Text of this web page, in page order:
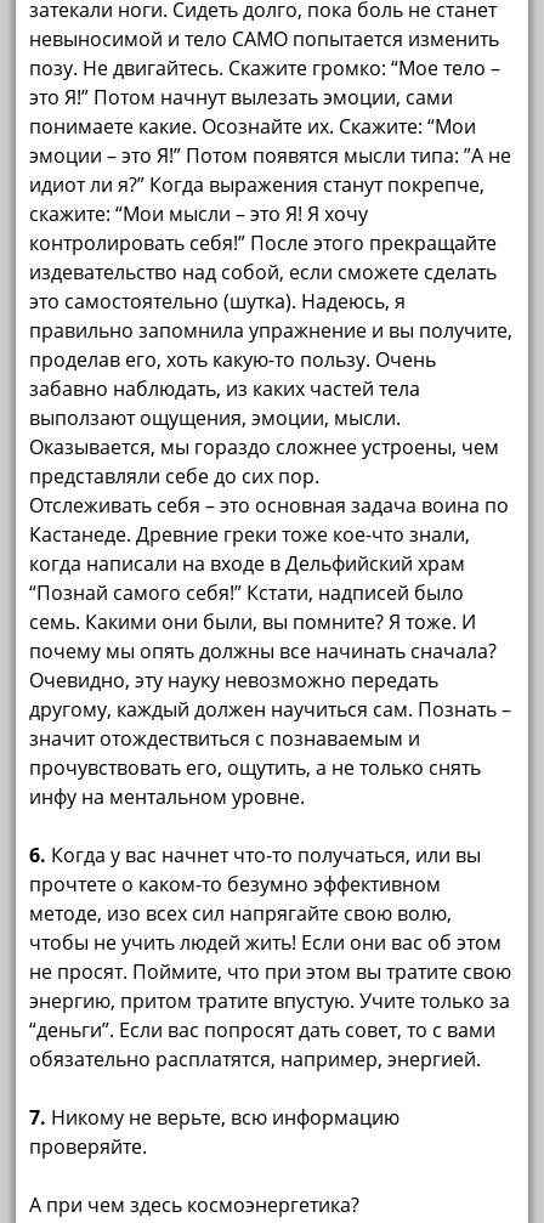
затекали ноги. Сидеть долго, пока боль не станет
невыносимой и тело САМО попытается изменить
позу. Не двигайтесь. Скажите громко: “Мое тело –
это Я!” Потом начнут вылезать эмоции, сами
понимаете какие. Осознайте их. Скажите: “Мои
эмоции – это Я!” Потом появятся мысли типа: ”А не
идиот ли я?” Когда выражения станут покрепче,
скажите: “Мои мысли – это Я! Я хочу
контролировать себя!” После этого прекращайте
издевательство над собой, если сможете сделать
это самостоятельно (шутка). Надеюсь, я
правильно запомнила упражнение и вы получите,
проделав его, хоть какую-то пользу. Очень
забавно наблюдать, из каких частей тела
выползают ощущения, эмоции, мысли.
Оказывается, мы гораздо сложнее устроены, чем
представляли себе до сих пор.
Отслеживать себя – это основная задача воина по
Кастанеде. Древние греки тоже кое-что знали,
когда написали на входе в Дельфийский храм
“Познай самого себя!” Кстати, надписей было
семь. Какими они были, вы помните? Я тоже. И
почему мы опять должны все начинать сначала?
Очевидно, эту науку невозможно передать
другому, каждый должен научиться сам. Познать –
значит отождествиться с познаваемым и
прочувствовать его, ощутить, а не только снять
инфу на ментальном уровне.
6. Когда у вас начнет что-то получаться, или вы
прочтете о каком-то безумно эффективном
методе, изо всех сил напрягайте свою волю,
чтобы не учить людей жить! Если они вас об этом
не просят. Поймите, что при этом вы тратите свою
энергию, притом тратите впустую. Учите только за
“деньги”. Если вас попросят дать совет, то с вами
обязательно расплатятся, например, энергией.
7. Никому не верьте, всю информацию
проверяйте.
А при чем здесь космоэнергетика?